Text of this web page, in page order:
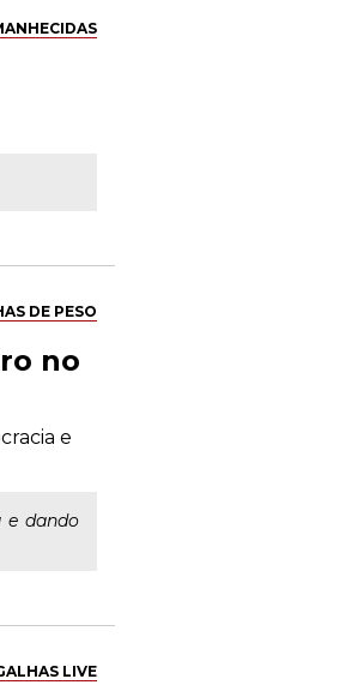
DE PESO
no
e
e dando
LIVE